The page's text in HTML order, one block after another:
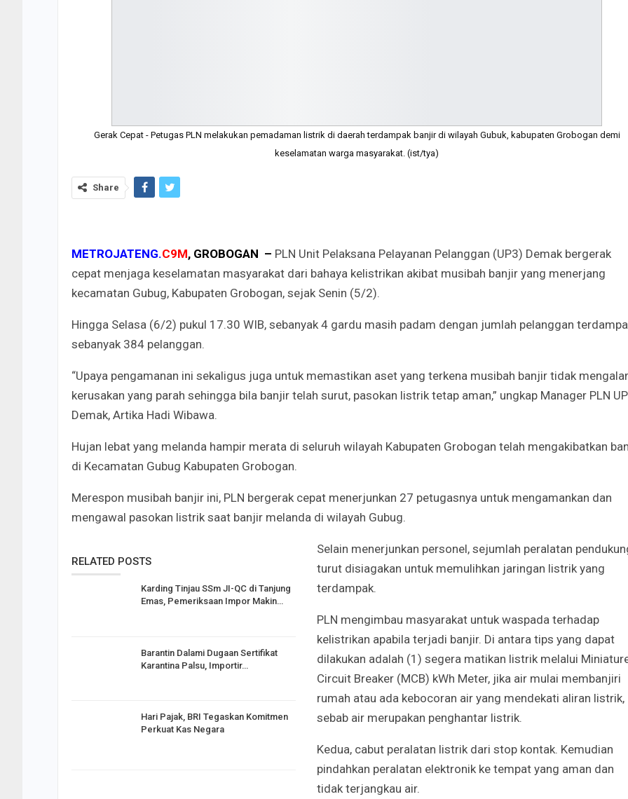
Gerak Cepat - Petugas PLN melakukan pemadaman listrik di daerah terdampak banjir di wilayah Gubuk, kabupaten Grobogan demi
keselamatan warga masyarakat. (ist/tya)
Share
METROJATENG.C9M, GROBOGAN – PLN Unit Pelaksana Pelayanan Pelanggan (UP3) Demak bergerak
cepat menjaga keselamatan masyarakat dari bahaya kelistrikan akibat musibah banjir yang menerjang
kecamatan Gubug, Kabupaten Grobogan, sejak Senin (5/2).
Hingga Selasa (6/2) pukul 17.30 WIB, sebanyak 4 gardu masih padam dengan jumlah pelanggan
sebanyak 384 pelanggan.
“Upaya pengamanan ini sekaligus juga untuk memastikan aset yang terkena musibah banjir tidak
kerusakan yang parah sehingga bila banjir telah surut, pasokan listrik tetap aman,” ungkap Manager PLN
Demak, Artika Hadi Wibawa.
Hujan lebat yang melanda hampir merata di seluruh wilayah Kabupaten Grobogan telah mengakibatkan
di Kecamatan Gubug Kabupaten Grobogan.
Merespon musibah banjir ini, PLN bergerak cepat menerjunkan 27 petugasnya untuk mengamankan dan
mengawal pasokan listrik saat banjir melanda di wilayah Gubug.
RELATED POSTS
Karding Tinjau SSm JI-QC di Tanjung
Emas, Pemeriksaan Impor Makin…
Barantin Dalami Dugaan Sertifikat
Karantina Palsu, Importir…
Hari Pajak, BRI Tegaskan Komitmen
Perkuat Kas Negara
Selain menerjunkan personel, sejumlah peralatan
turut disiagakan untuk memulihkan jaringan listrik yang
terdampak.
PLN mengimbau masyarakat untuk waspada terhadap
kelistrikan apabila terjadi banjir. Di antara tips yang dapat
dilakukan adalah (1) segera matikan listrik melalui
Circuit Breaker (MCB) kWh Meter, jika air mulai membanjiri
rumah atau ada kebocoran air yang mendekati aliran listrik,
sebab air merupakan penghantar listrik.
Kedua, cabut peralatan listrik dari stop kontak. Kemudian
pindahkan peralatan elektronik ke tempat yang aman dan
tidak terjangkau air.